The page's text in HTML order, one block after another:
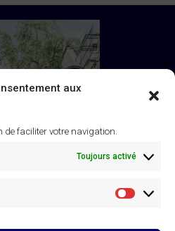
aux
de faciliter votre navigation.
Toujours activé